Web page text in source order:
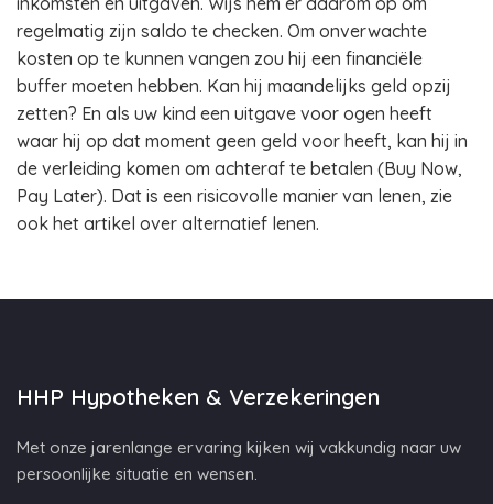
regelmatig zijn saldo te checken. Om onverwachte
kosten op te kunnen vangen zou hij een financiële
buffer moeten hebben. Kan hij maandelijks geld opzij
zetten? En als uw kind een uitgave voor ogen heeft
waar hij op dat moment geen geld voor heeft, kan hij in
de verleiding komen om achteraf te betalen (Buy Now,
Pay Later). Dat is een risicovolle manier van lenen, zie
ook het artikel over alternatief lenen.
HHP Hypotheken & Verzekeringen
Met onze jarenlange ervaring kijken wij vakkundig naar uw
persoonlijke situatie en wensen.